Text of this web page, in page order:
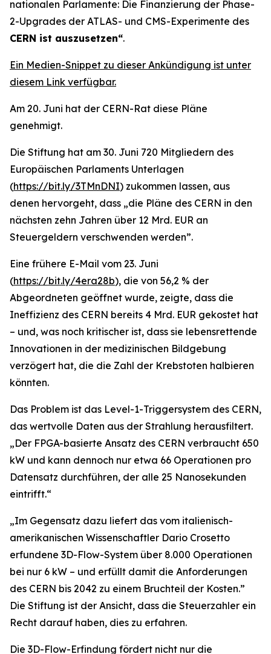
nationalen Parlamente: Die Finanzierung der Phase-
2-Upgrades der ATLAS- und CMS-Experimente des
CERN ist auszusetzen“.
Ein Medien-Snippet zu dieser Ankündigung ist unter
diesem Link verfügbar.
Am 20. Juni hat der CERN-Rat diese Pläne
genehmigt.
Die Stiftung hat am 30. Juni 720 Mitgliedern des
Europäischen Parlaments Unterlagen
(https://bit.ly/3TMnDNI) zukommen lassen, aus
denen hervorgeht, dass „die Pläne des CERN in den
nächsten zehn Jahren über 12 Mrd. EUR an
Steuergeldern verschwenden werden”.
Eine frühere E-Mail vom 23. Juni
(https://bit.ly/4era28b), die von 56,2 % der
Abgeordneten geöffnet wurde, zeigte, dass die
Ineffizienz des CERN bereits 4 Mrd. EUR gekostet hat
– und, was noch kritischer ist, dass sie lebensrettende
Innovationen in der medizinischen Bildgebung
verzögert hat, die die Zahl der Krebstoten halbieren
könnten.
Das Problem ist das Level-1-Triggersystem des CERN,
das wertvolle Daten aus der Strahlung herausfiltert.
„Der FPGA-basierte Ansatz des CERN verbraucht 650
kW und kann dennoch nur etwa 66 Operationen pro
Datensatz durchführen, der alle 25 Nanosekunden
eintrifft.“
„Im Gegensatz dazu liefert das vom italienisch-
amerikanischen Wissenschaftler Dario Crosetto
erfundene 3D-Flow-System über 8.000 Operationen
bei nur 6 kW – und erfüllt damit die Anforderungen
des CERN bis 2042 zu einem Bruchteil der Kosten.”
Die Stiftung ist der Ansicht, dass die Steuerzahler ein
Recht darauf haben, dies zu erfahren.
Die 3D-Flow-Erfindung fördert nicht nur die